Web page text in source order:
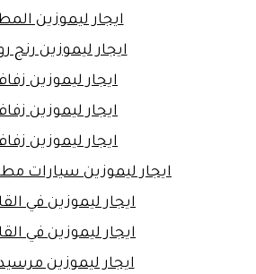
ايجار ليموزين
ايجار ليموزين رنج
ايجار ليموزين
ايجار ليموزين
ايجار ليموزين
ايجار ليموزين سيارات
ايجار ليموزين في
ايجار ليموزين في
ايجار ليموزين